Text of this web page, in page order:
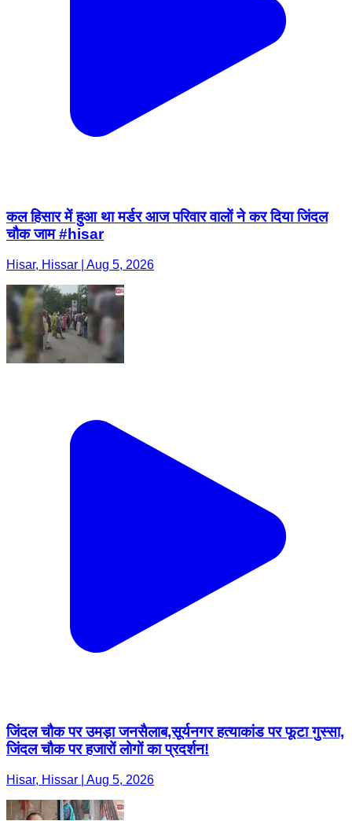
कल हिसार में हुआ था मर्डर आज परिवार वालों ने कर दिया जिंदल
चौक जाम #hisar
Hisar, Hissar | Aug 5, 2026
जिंदल चौक पर उमड़ा जनसैलाब,सूर्यनगर हत्याकांड पर फूटा गुस्सा,
जिंदल चौक पर हजारों लोगों का प्रदर्शन!
Hisar, Hissar | Aug 5, 2026